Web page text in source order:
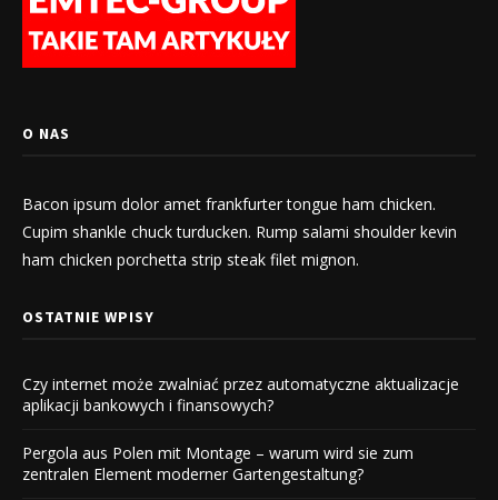
O NAS
Bacon ipsum dolor amet frankfurter tongue ham chicken.
Cupim shankle chuck turducken. Rump salami shoulder kevin
ham chicken porchetta strip steak filet mignon.
OSTATNIE WPISY
Czy internet może zwalniać przez automatyczne aktualizacje
aplikacji bankowych i finansowych?
Pergola aus Polen mit Montage – warum wird sie zum
zentralen Element moderner Gartengestaltung?